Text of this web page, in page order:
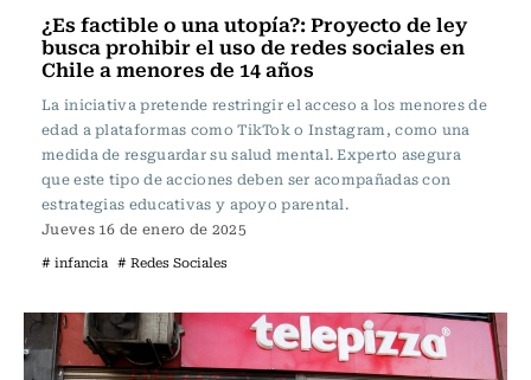
¿Es factible o una utopía?: Proyecto de ley
busca prohibir el uso de redes sociales en
Chile a menores de 14 años
La iniciativa pretende restringir el acceso a los menores de
edad a plataformas como TikTok o Instagram, como una
medida de resguardar su salud mental. Experto asegura
que este tipo de acciones deben ser acompañadas con
estrategias educativas y apoyo parental.
Jueves 16 de enero de 2025
# infancia # Redes Sociales